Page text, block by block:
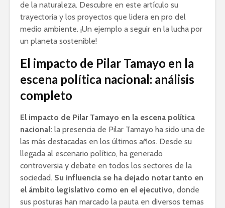
de la naturaleza. Descubre en este artículo su
trayectoria y los proyectos que lidera en pro del
medio ambiente. ¡Un ejemplo a seguir en la lucha por
un planeta sostenible!
El impacto de Pilar Tamayo en la
escena política nacional: análisis
completo
El impacto de Pilar Tamayo en la escena política
nacional: la presencia de Pilar Tamayo ha sido una de
las más destacadas en los últimos años. Desde su
llegada al escenario político, ha generado
controversia y debate en todos los sectores de la
sociedad. Su influencia se ha dejado notar tanto en
el ámbito legislativo como en el ejecutivo, donde
sus posturas han marcado la pauta en diversos temas